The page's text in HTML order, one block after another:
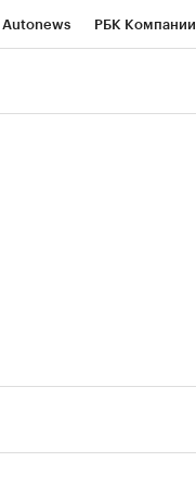
Autonews РБК Компании